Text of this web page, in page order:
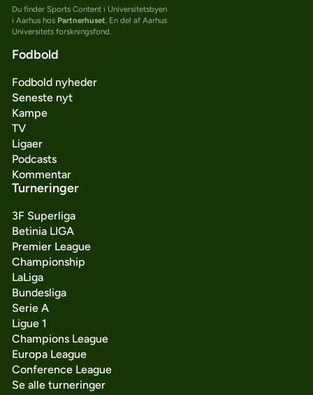
Du finder Sports Content i Universitetsbyen
i Aarhus hos Partnerhuset. En del af Aarhus
Universitets forskningsfond.
Fodbold
Fodbold nyheder
Seneste nyt
Kampe
TV
Ligaer
Podcasts
Kommentar
Turneringer
3F Superliga
Betinia LIGA
Premier League
Championship
LaLiga
Bundesliga
Serie A
Ligue 1
Champions League
Europa League
Conference League
Se alle turneringer